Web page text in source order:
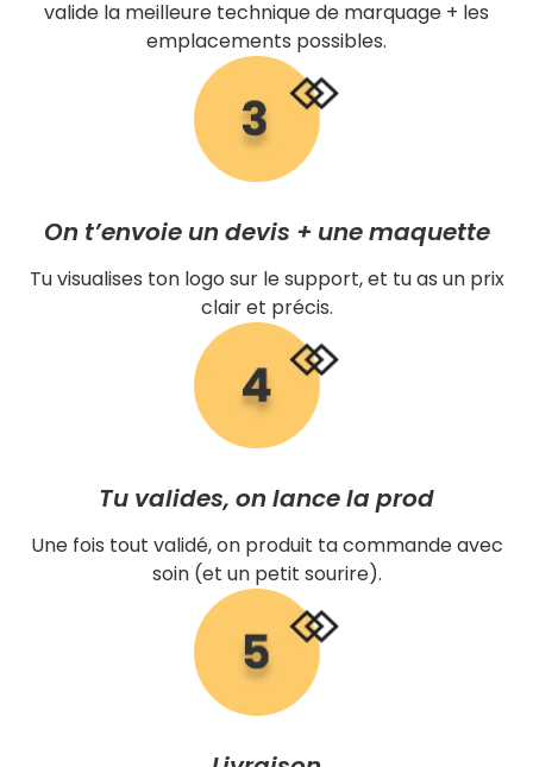
valide la meilleure technique de marquage + les
emplacements possibles.
On t’envoie un devis + une maquette
Tu visualises ton logo sur le support, et tu as un prix
clair et précis.
Tu valides, on lance la prod
Une fois tout validé, on produit ta commande avec
soin (et un petit sourire).